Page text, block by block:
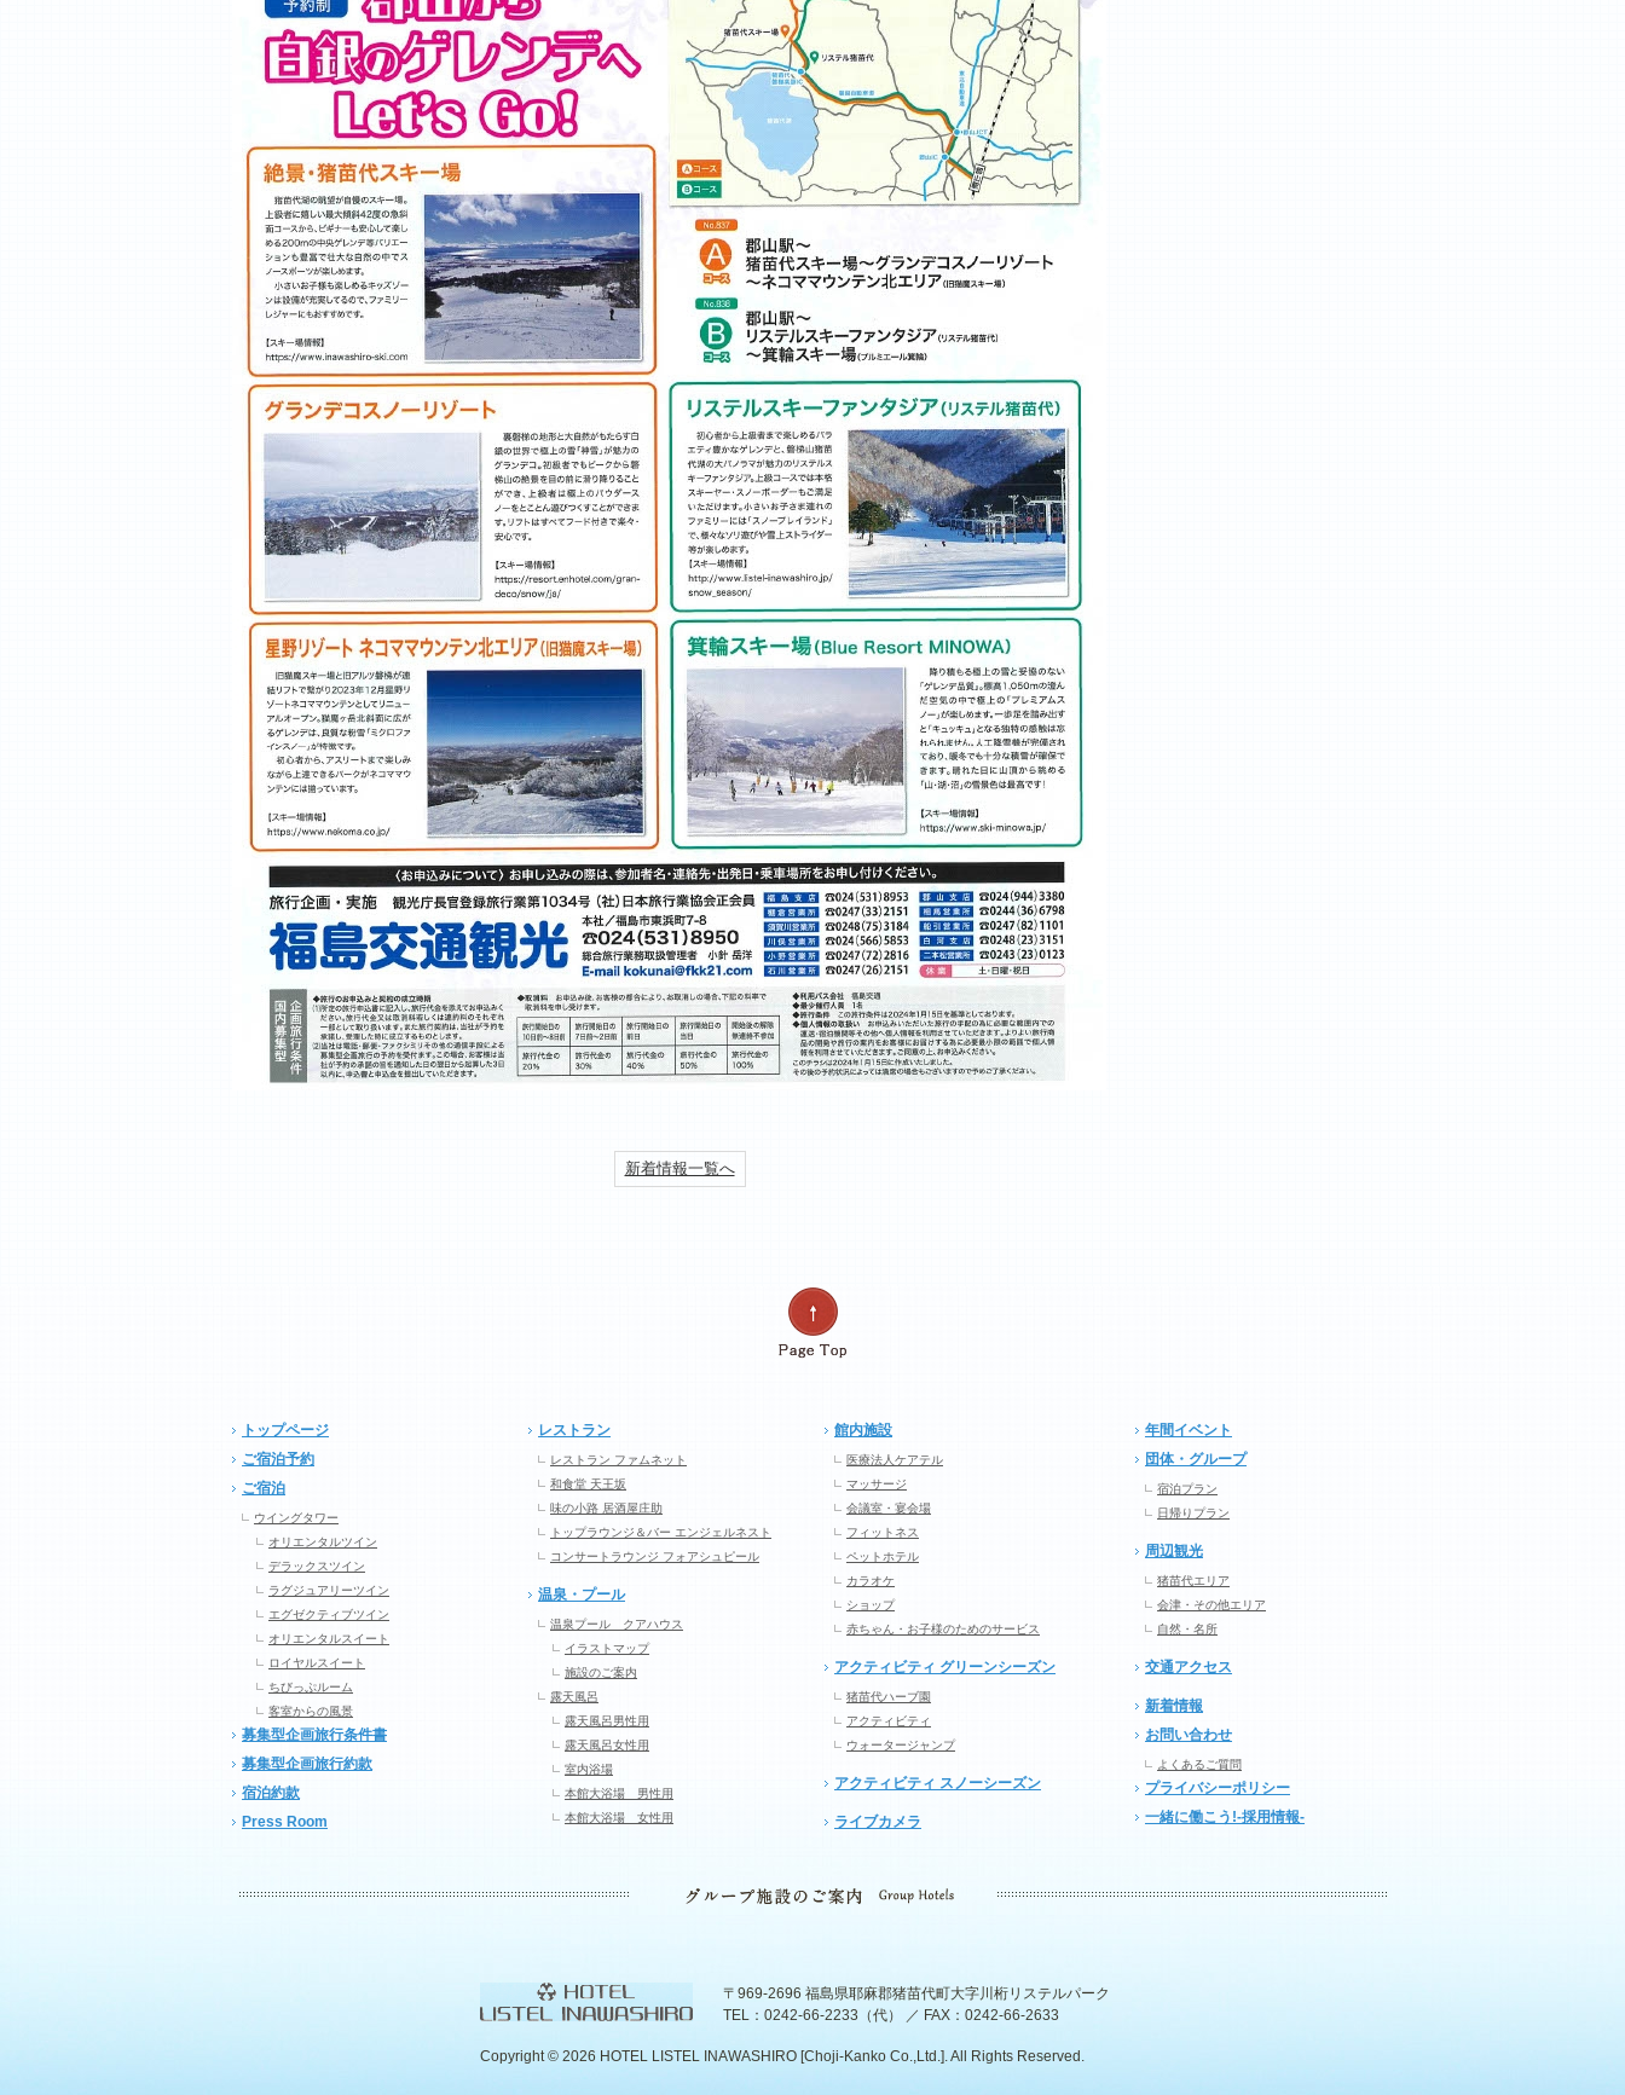
新着情報一覧へ
トップページ
ご宿泊予約
ご宿泊
ウイングタワー
オリエンタルツイン
デラックスツイン
ラグジュアリーツイン
エグゼクティブツイン
オリエンタルスイート
ロイヤルスイート
ちびっぷルーム
客室からの風景
募集型企画旅行条件書
募集型企画旅行約款
宿泊約款
Press Room
レストラン
レストラン ファムネット
和食堂 天王坂
味の小路 居酒屋庄助
トップラウンジ＆バー エンジェルネスト
コンサートラウンジ フォアシュピール
温泉・プール
温泉プール クアハウス
イラストマップ
施設のご案内
露天風呂
露天風呂男性用
露天風呂女性用
室内浴場
本館大浴場 男性用
本館大浴場 女性用
館内施設
医療法人ケアテル
マッサージ
会議室・宴会場
フィットネス
ペットホテル
カラオケ
ショップ
赤ちゃん・お子様のためのサービス
アクティビティ グリーンシーズン
猪苗代ハーブ園
アクティビティ
ウォータージャンプ
アクティビティ スノーシーズン
ライブカメラ
年間イベント
団体・グループ
宿泊プラン
日帰りプラン
周辺観光
猪苗代エリア
会津・その他エリア
自然・名所
交通アクセス
新着情報
お問い合わせ
よくあるご質問
プライバシーポリシー
一緒に働こう!-採用情報-
〒969-2696 福島県耶麻郡猪苗代町大字川桁リステルパーク
TEL：0242-66-2233（代） ／ FAX：0242-66-2633
Copyright © 2026 HOTEL LISTEL INAWASHIRO [Choji-Kanko Co.,Ltd.]. All Rights Reserved.